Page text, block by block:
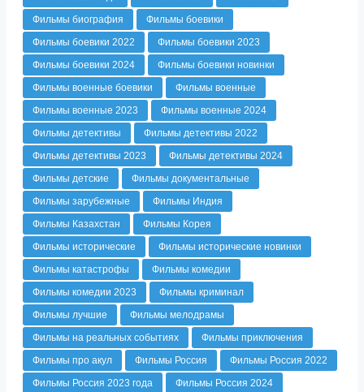
Фильмы биография
Фильмы боевики
Фильмы боевики 2022
Фильмы боевики 2023
Фильмы боевики 2024
Фильмы боевики новинки
Фильмы военные боевики
Фильмы военные
Фильмы военные 2023
Фильмы военные 2024
Фильмы детективы
Фильмы детективы 2022
Фильмы детективы 2023
Фильмы детективы 2024
Фильмы детские
Фильмы документальные
Фильмы зарубежные
Фильмы Индия
Фильмы Казахстан
Фильмы Корея
Фильмы исторические
Фильмы исторические новинки
Фильмы катастрофы
Фильмы комедии
Фильмы комедии 2023
Фильмы криминал
Фильмы лучшие
Фильмы мелодрамы
Фильмы на реальных событиях
Фильмы приключения
Фильмы про акул
Фильмы Россия
Фильмы Россия 2022
Фильмы Россия 2023 года
Фильмы Россия 2024